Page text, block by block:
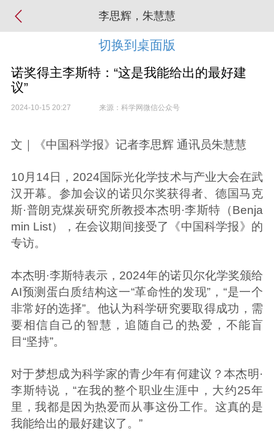
李思辉，朱慧慧
切换到桌面版
诺奖得主李斯特：“这是我能给出的最好建
议”
2024-10-15 20:27 来源：科学网微信公众号
文｜《中国科学报》记者李思辉 通讯员朱慧慧
10月14日，2024国际光化学技术与产业大会在武
汉开幕。参加会议的诺贝尔奖获得者、德国马克
斯·普朗克煤炭研究所教授本杰明·李斯特（Benja
min List），在会议期间接受了《中国科学报》的
专访。
本杰明·李斯特表示，2024年的诺贝尔化学奖颁给
AI预测蛋白质结构这一“革命性的发现”，“是一个
非常好的选择”。他认为科学研究要取得成功，需
要相信自己的智慧，追随自己的热爱，不能盲
目“坚持”。
对于梦想成为科学家的青少年有何建议？本杰明·
李斯特说，“在我的整个职业生涯中，大约25年
里，我都是因为热爱而从事这份工作。这真的是
我能给出的最好建议了。”